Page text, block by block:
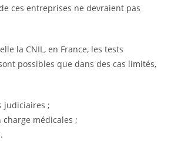
ces entreprises ne devraient pas
la CNIL, en France, les tests
possibles que dans des cas limités,
judiciaires ;
charge médicales ;